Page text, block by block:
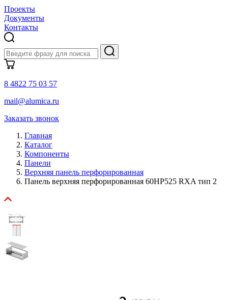
Проекты
Документы
Контакты
8 4822 75 03 57
mail@alumica.ru
Заказать звонок
Главная
Каталог
Компоненты
Панели
Верхняя панель перфорированная
Панель верхняя перфорированная 60HP525 RXA тип 2